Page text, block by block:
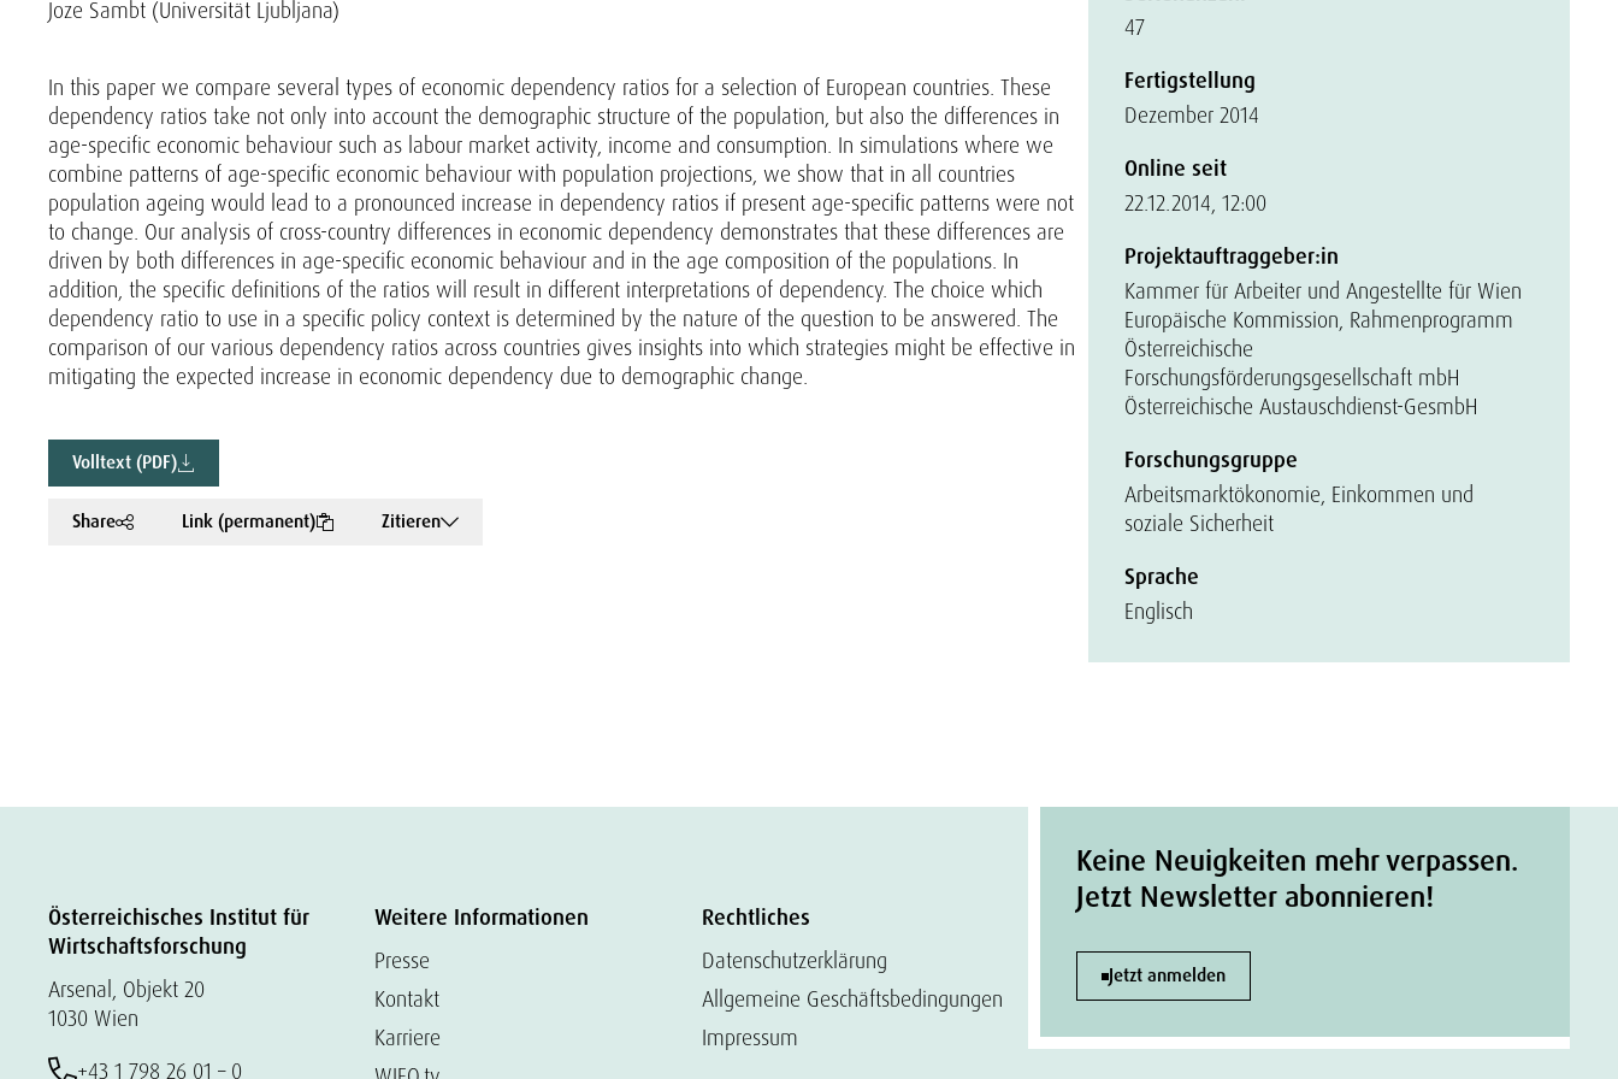
Joze Sambt (Universität Ljubljana)
In this paper we compare several types of economic dependency ratios for a selection of European countries. These
dependency ratios take not only into account the demographic structure of the population, but also the differences in
age-specific economic behaviour such as labour market activity, income and consumption. In simulations where we
combine patterns of age-specific economic behaviour with population projections, we show that in all countries
population ageing would lead to a pronounced increase in dependency ratios if present age-specific patterns were not
to change. Our analysis of cross-country differences in economic dependency demonstrates that these differences are
driven by both differences in age-specific economic behaviour and in the age composition of the populations. In
addition, the specific definitions of the ratios will result in different interpretations of dependency. The choice which
dependency ratio to use in a specific policy context is determined by the nature of the question to be answered. The
comparison of our various dependency ratios across countries gives insights into which strategies might be effective in
mitigating the expected increase in economic dependency due to demographic change.
Volltext (PDF)
Share Link (permanent) Zitieren
47
Fertigstellung
Dezember 2014
Online seit
22.12.2014, 12:00
Projektauftraggeber:in
Kammer für Arbeiter und Angestellte für Wien
Europäische Kommission, Rahmenprogramm
Österreichische
Forschungsförderungsgesellschaft mbH
Österreichische Austauschdienst-GesmbH
Forschungsgruppe
Arbeitsmarktökonomie, Einkommen und
soziale Sicherheit
Sprache
Englisch
Österreichisches Institut für
Wirtschaftsforschung
Arsenal, Objekt 20
1030 Wien
+43 1 798 26 01 – 0
Weitere Informationen
Presse
Kontakt
Karriere
Rechtliches
Datenschutzerklärung
Allgemeine Geschäftsbedingungen
Impressum
Keine Neuigkeiten mehr verpassen.
Jetzt Newsletter abonnieren!
Jetzt anmelden